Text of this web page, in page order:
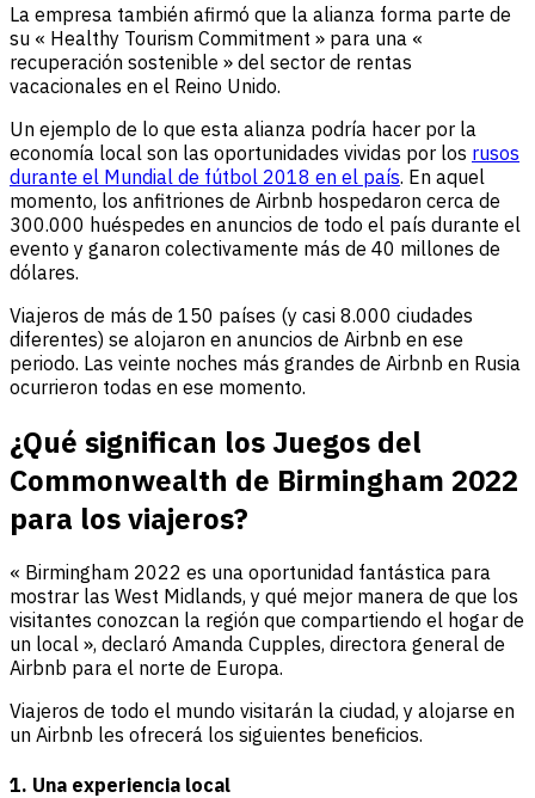
La empresa también afirmó que la alianza forma parte de
su « Healthy Tourism Commitment » para una «
recuperación sostenible » del sector de rentas
vacacionales en el Reino Unido.
Un ejemplo de lo que esta alianza podría hacer por la
economía local son las oportunidades vividas por los rusos
durante el Mundial de fútbol 2018 en el país. En aquel
momento, los anfitriones de Airbnb hospedaron cerca de
300.000 huéspedes en anuncios de todo el país durante el
evento y ganaron colectivamente más de 40 millones de
dólares.
Viajeros de más de 150 países (y casi 8.000 ciudades
diferentes) se alojaron en anuncios de Airbnb en ese
periodo. Las veinte noches más grandes de Airbnb en Rusia
ocurrieron todas en ese momento.
¿Qué significan los Juegos del
Commonwealth de Birmingham 2022
para los viajeros?
« Birmingham 2022 es una oportunidad fantástica para
mostrar las West Midlands, y qué mejor manera de que los
visitantes conozcan la región que compartiendo el hogar de
un local », declaró Amanda Cupples, directora general de
Airbnb para el norte de Europa.
Viajeros de todo el mundo visitarán la ciudad, y alojarse en
un Airbnb les ofrecerá los siguientes beneficios.
1. Una experiencia local